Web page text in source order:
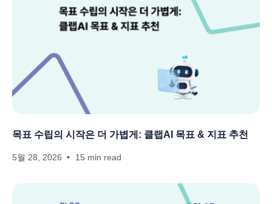
목표 수립의 시작은 더 가볍게: 클랩AI 목표 & 지표 추천
5월 28, 2026 15 min read